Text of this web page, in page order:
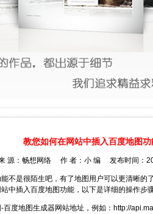
教您如何在网站中插入百度地图功
源：畅想网络 作 者：小 编 发布时间：
不是很陌生吧，有了地图用户可以更清晰的
中插入百度地图功能，以下是详细的操作步
百度地图生成器网站地址，例如：http://